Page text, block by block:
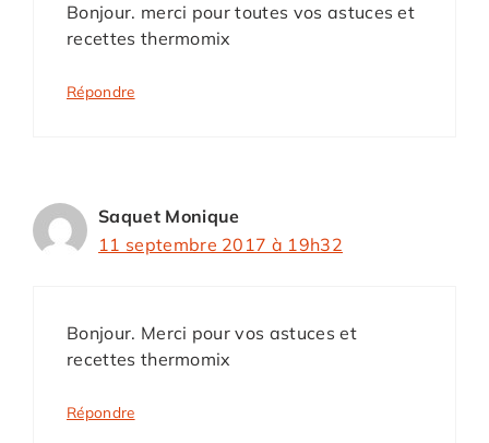
Bonjour. merci pour toutes vos astuces et
recettes thermomix
Répondre
Saquet Monique
11 septembre 2017 à 19h32
Bonjour. Merci pour vos astuces et
recettes thermomix
Répondre